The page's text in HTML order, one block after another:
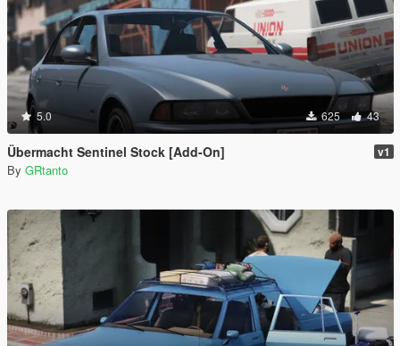
5.0 625 43
Übermacht Sentinel Stock [Add-On] v1
By GRtanto